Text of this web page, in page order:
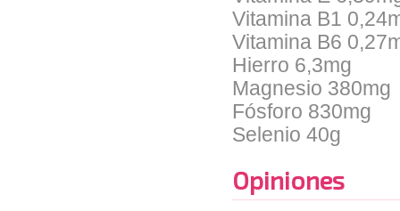
Vitamina B1
Vitamina B6
Hierro 6,3mg
Magnesio 380mg
Fósforo 830mg
Selenio 40g
Opiniones